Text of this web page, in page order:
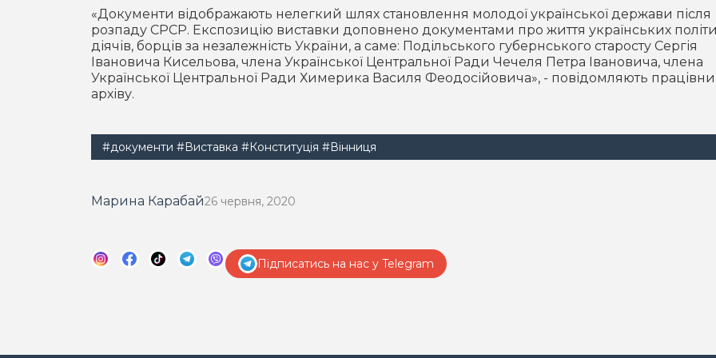
«Документи відображають нелегкий шлях становлення молодої української держави після
розпаду СРСР. Експозицію виставки доповнено документами про життя українських
діячів, борців за незалежність України, а саме: Подільського губернського старосту Сергія
Івановича Кисельова, члена Української Центральної Ради Чечеля Петра Івановича, члена
Української Центральної Ради Химерика Василя Феодосійовича», - повідомляють
архіву.
#документи #Виставка #Конституція #Вінниця
Марина Карабай26 червня, 2020
Підписатись на нас у Telegram